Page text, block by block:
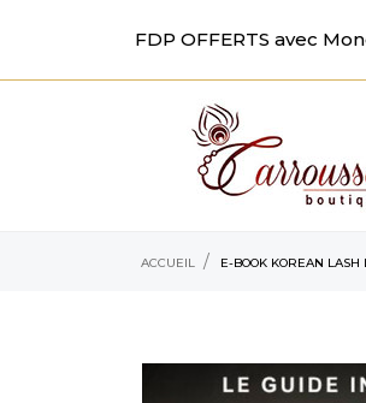
FDP OFFERTS avec
ACCUEIL E-BOOK KOREAN LASH